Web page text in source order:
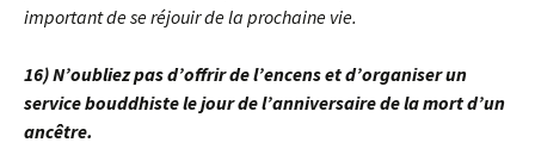
important de se réjouir de la prochaine vie.
16) N’oubliez pas d’offrir de l’encens et d’organiser un
service bouddhiste le jour de l’anniversaire de la mort d’un
ancêtre.